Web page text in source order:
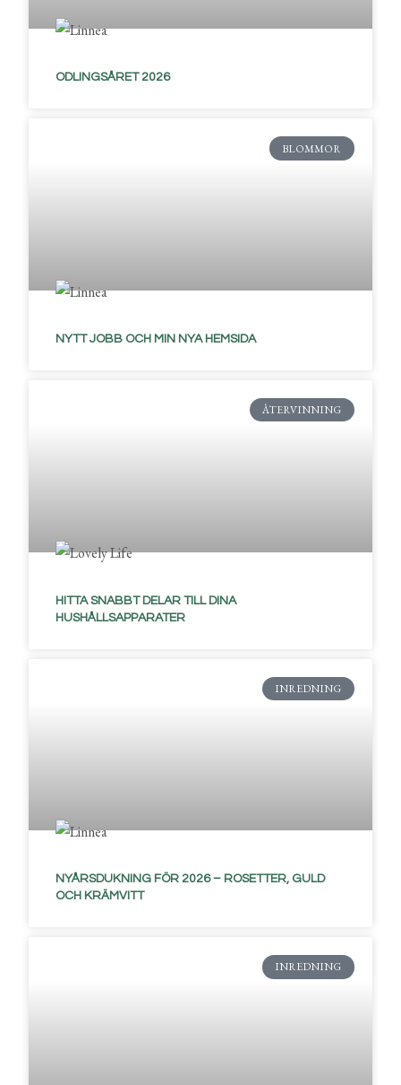
ODLINGSÅRET 2026
BLOMMOR
NYTT JOBB OCH MIN NYA HEMSIDA
ÅTERVINNING
HITTA SNABBT DELAR TILL DINA
HUSHÅLLSAPPARATER
INREDNING
NYÅRSDUKNING FÖR 2026 – ROSETTER, GULD
OCH KRÄMVITT
INREDNING